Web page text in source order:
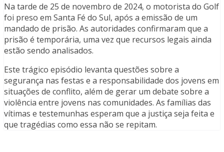
Na tarde de 25 de novembro de 2024, o motorista do Golf
foi preso em Santa Fé do Sul, após a emissão de um
mandado de prisão. As autoridades confirmaram que a
prisão é temporária, uma vez que recursos legais ainda
estão sendo analisados.
Este trágico episódio levanta questões sobre a
segurança nas festas e a responsabilidade dos jovens em
situações de conflito, além de gerar um debate sobre a
violência entre jovens nas comunidades. As famílias das
vítimas e testemunhas esperam que a justiça seja feita e
que tragédias como essa não se repitam.